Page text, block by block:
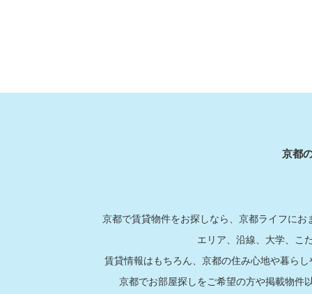
京都
京都で賃貸物件をお探しなら、京都ライフに
エリア、沿線、大学、こ
賃貸情報はもちろん、京都の住み心地や暮ら
京都でお部屋探しをご希望の方や掲載物件